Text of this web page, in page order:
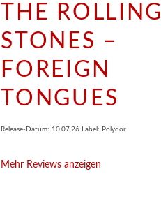
THE ROLLING
STONES –
FOREIGN
TONGUES
Release-Datum: 10.07.26 Label: Polydor
Mehr Reviews anzeigen